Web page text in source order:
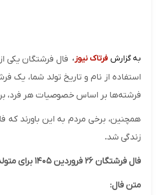
به گزارش فرتاک نیوز ، فال فرشتگان یکی
استفاده از نام و تاریخ تولد شما،
فرشته‌ها بر اساس خصوصیات هر
همچنین، برخی مردم به این باورند
زندگی شد.
فال فرشتگان ۲۶ فروردین ۱۴۰۵ برای متولدین فروردین
متن فال: